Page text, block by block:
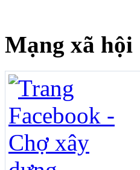
Mạng xã hội